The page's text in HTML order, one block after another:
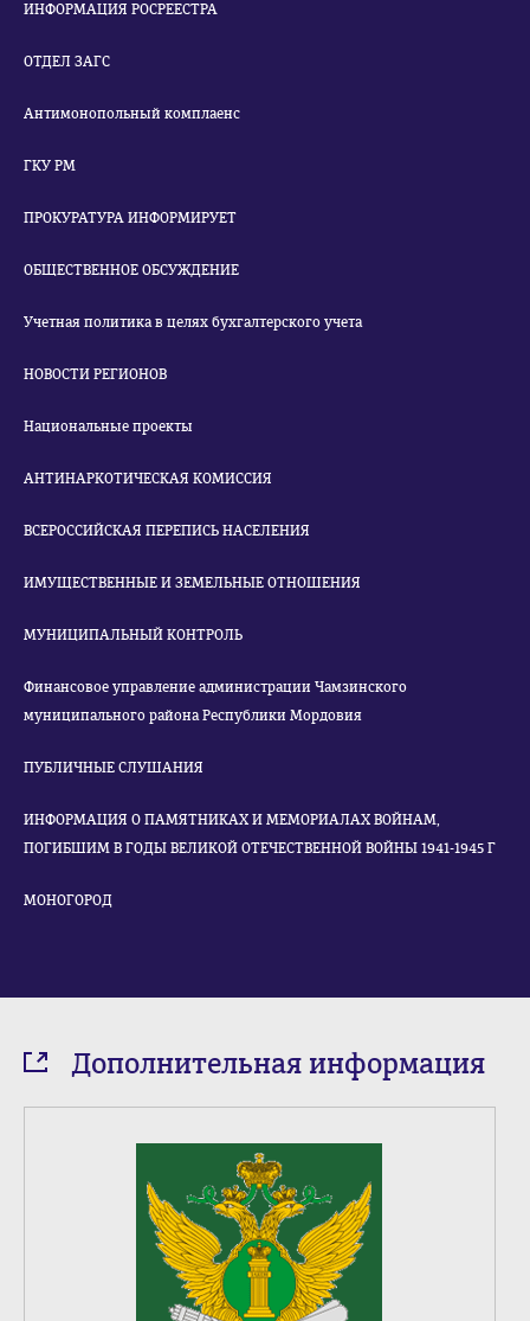
ИНФОРМАЦИЯ РОСРЕЕСТРА
ОТДЕЛ ЗАГС
Антимонопольный комплаенс
ГКУ РМ
ПРОКУРАТУРА ИНФОРМИРУЕТ
ОБЩЕСТВЕННОЕ ОБСУЖДЕНИЕ
Учетная политика в целях бухгалтерского учета
НОВОСТИ РЕГИОНОВ
Национальные проекты
АНТИНАРКОТИЧЕСКАЯ КОМИССИЯ
ВСЕРОССИЙСКАЯ ПЕРЕПИСЬ НАСЕЛЕНИЯ
ИМУЩЕСТВЕННЫЕ И ЗЕМЕЛЬНЫЕ ОТНОШЕНИЯ
МУНИЦИПАЛЬНЫЙ КОНТРОЛЬ
Финансовое управление администрации Чамзинского
муниципального района Республики Мордовия
ПУБЛИЧНЫЕ СЛУШАНИЯ
ИНФОРМАЦИЯ О ПАМЯТНИКАХ И МЕМОРИАЛАХ ВОЙНАМ,
ПОГИБШИМ В ГОДЫ ВЕЛИКОЙ ОТЕЧЕСТВЕННОЙ ВОЙНЫ 1941-1945 Г
МОНОГОРОД
Дополнительная информация